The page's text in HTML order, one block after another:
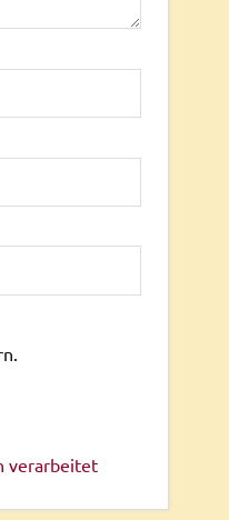
verarbeitet